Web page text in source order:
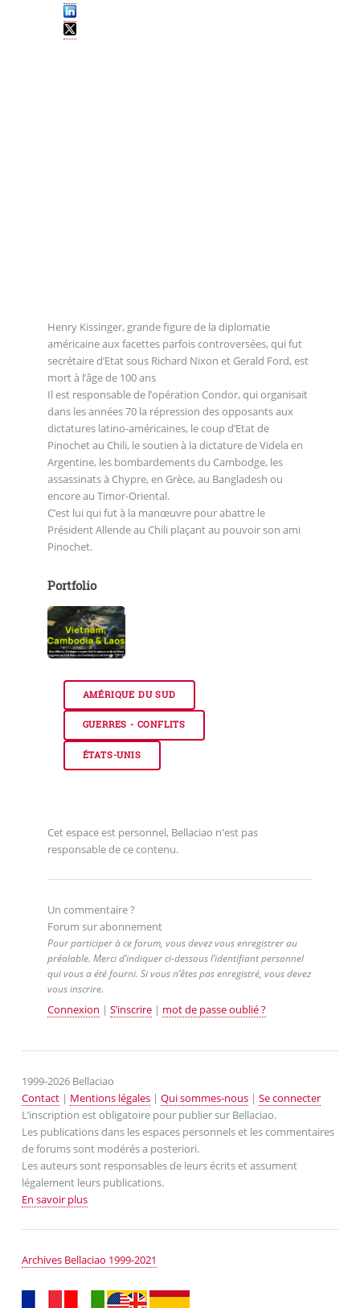
Henry Kissinger, grande figure de la diplomatie
américaine aux facettes parfois controversées, qui fut
secrétaire d’Etat sous Richard Nixon et Gerald Ford, est
mort à l’âge de 100 ans
Il est responsable de l’opération Condor, qui organisait
dans les années 70 la répression des opposants aux
dictatures latino-américaines, le coup d’Etat de
Pinochet au Chili, le soutien à la dictature de Videla en
Argentine, les bombardements du Cambodge, les
assassinats à Chypre, en Grèce, au Bangladesh ou
encore au Timor-Oriental.
C’est lui qui fut à la manœuvre pour abattre le
Président Allende au Chili plaçant au pouvoir son ami
Pinochet.
Portfolio
AMÉRIQUE DU SUD
GUERRES - CONFLITS
ÉTATS-UNIS
Cet espace est personnel, Bellaciao n'est pas
responsable de ce contenu.
Un commentaire ?
Forum sur abonnement
Pour participer à ce forum, vous devez vous enregistrer au
préalable. Merci d’indiquer ci-dessous l’identifiant personnel
qui vous a été fourni. Si vous n’êtes pas enregistré, vous devez
vous inscrire.
Connexion | S’inscrire| mot de passe oublié ?
1999-2026 Bellaciao
Contact| Mentions légales| Qui sommes-nous| Se connecter
L’inscription est obligatoire pour publier sur Bellaciao.
Les publications dans les espaces personnels et les commentaires
de forums sont modérés a posteriori.
Les auteurs sont responsables de leurs écrits et assument
légalement leurs publications.
En savoir plus
Archives Bellaciao 1999-2021